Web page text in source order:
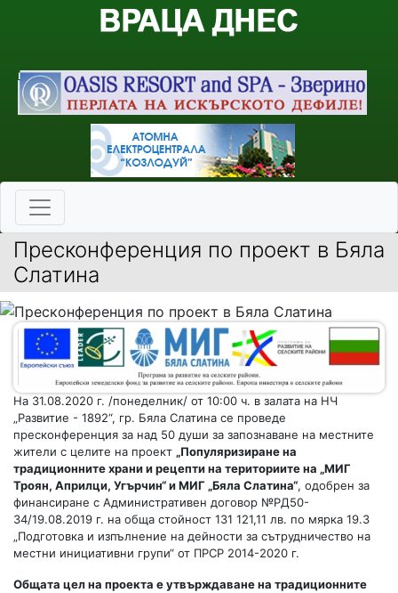
Пресконференция по проект в Бяла
Слатина
На 31.08.2020 г. /понеделник/ от 10:00 ч. в залата на НЧ
„Развитие - 1892“, гр. Бяла Слатина се проведе
пресконференция за над 50 души за запознаване на местните
жители с целите на проект „Популяризиране на
традиционните храни и рецепти на териториите на „МИГ
Троян, Априлци, Угърчин“ и МИГ „Бяла Слатина“, одобрен за
финансиране с Административен договор №РД50-
34/19.08.2019 г. на обща стойност 131 121,11 лв. по мярка 19.3
„Подготовка и изпълнение на дейности за сътрудничество на
местни инициативни групи“ от ПРСР 2014-2020 г.
Общата цел на проекта е утвърждаване на традиционните